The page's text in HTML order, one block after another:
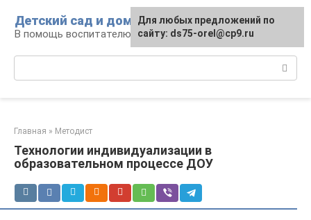
контенту
Детский сад и дом
В помощь воспитателю и родителям
Главная » Методист
Технологии индивидуализации в
образовательном процессе ДОУ
Для любых предложений по
сайту: ds75-orel@cp9.ru